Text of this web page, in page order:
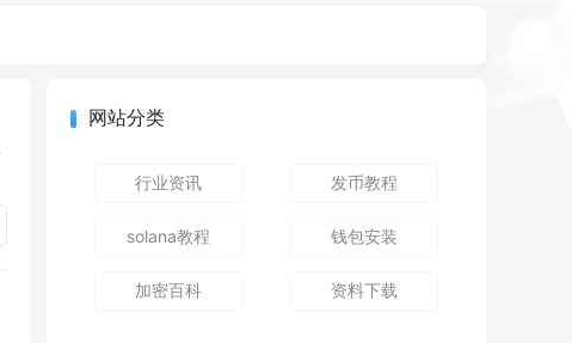
网站分类
行业资讯 发币教程
solana教程 钱包安装
加密百科 资料下载